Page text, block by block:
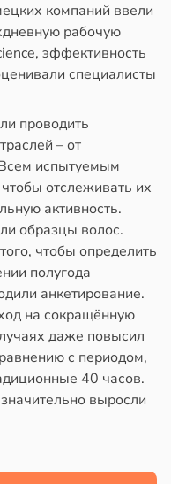
компаний ввели
рабочую
эффективность
специалисты
проводить
– от
испытуемым
отслеживать их
активность.
образцы волос.
чтобы определить
полугода
анкетирование.
на сокращённую
даже повысил
с периодом,
40 часов.
выросли